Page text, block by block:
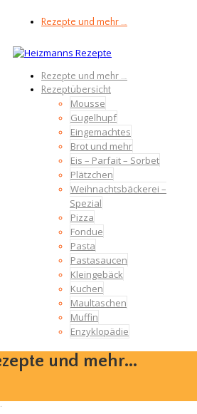
Rezepte und mehr …
Rezepte und mehr …
Rezeptübersicht
Mousse
Gugelhupf
Eingemachtes
Brot und mehr
Eis – Parfait – Sorbet
Plätzchen
Weihnachtsbäckerei –
Spezial
Pizza
Fondue
Pasta
Pastasaucen
Kleingebäck
Kuchen
Maultaschen
Muffin
Enzyklopädie
und mehr...